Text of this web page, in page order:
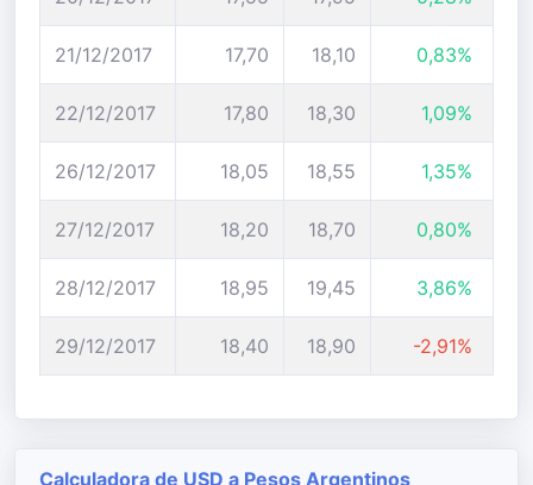
21/12/2017 17,70 18,10 0,83%
22/12/2017 17,80 18,30 1,09%
26/12/2017 18,05 18,55 1,35%
27/12/2017 18,20 18,70 0,80%
28/12/2017 18,95 19,45 3,86%
29/12/2017 18,40 18,90 -2,91%
Calculadora de USD a Pesos Argentinos